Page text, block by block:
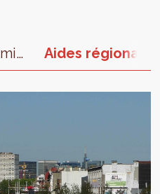
3 critères socio-économiques Aides régionales